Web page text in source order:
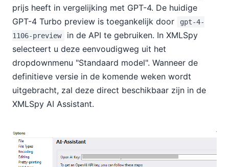
prijs heeft in vergelijking met GPT-4. De huidige
GPT-4 Turbo preview is toegankelijk door
gpt-4-
1106-preview
in de API te gebruiken. In XMLSpy
selecteert u deze eenvoudigweg uit het
dropdownmenu "Standaard model". Wanneer de
definitieve versie in de komende weken wordt
uitgebracht, zal deze direct beschikbaar zijn in de
XMLSpy AI Assistant.